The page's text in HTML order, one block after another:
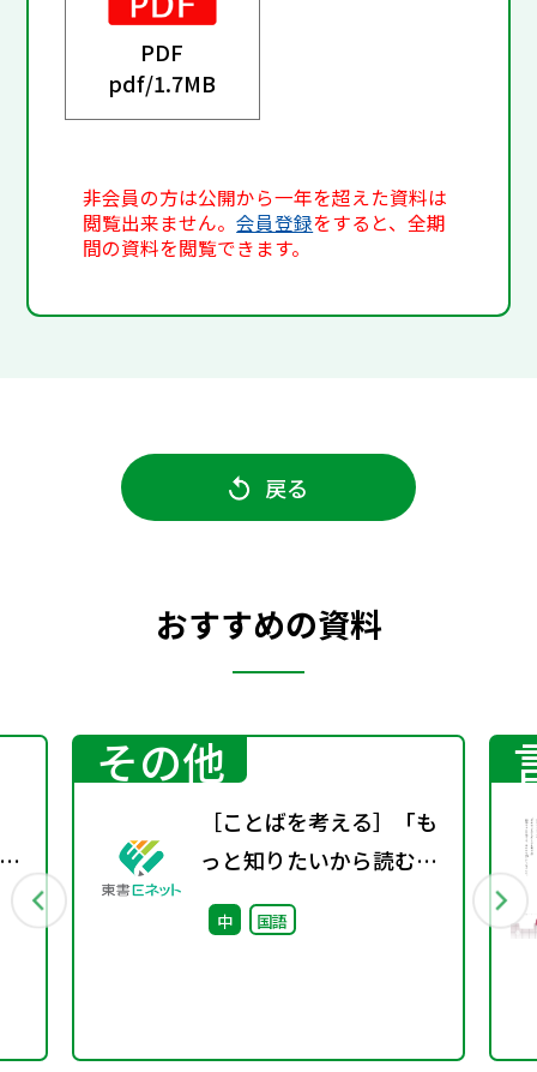
PDF
pdf/1.7MB
非会員の方は公開から一年を超えた資料は
閲覧出来ません。会員登録をすると、全期
間の資料を閲覧できます。
戻る
おすすめの資料
その他
［ことばを考える］「も
っと知りたいから読む」
という体験〜百科事典か
らはじめる、読書の入り
中 国語